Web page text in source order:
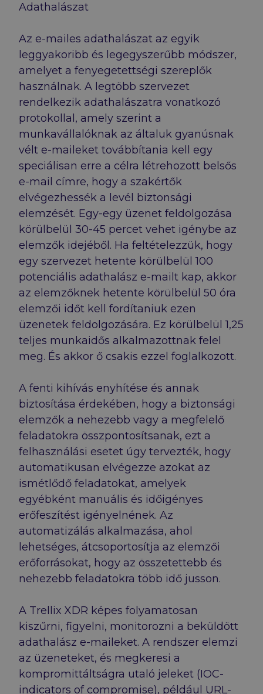
Adathalászat
Az e-mailes adathalászat az egyik
leggyakoribb és legegyszerűbb módszer,
amelyet a fenyegetettségi szereplők
használnak. A legtöbb szervezet
rendelkezik adathalászatra vonatkozó
protokollal, amely szerint a
munkavállalóknak az általuk gyanúsnak
vélt e-maileket továbbítania kell egy
speciálisan erre a célra létrehozott belsős
e-mail címre, hogy a szakértők
elvégezhessék a levél biztonsági
elemzését. Egy-egy üzenet feldolgozása
körülbelül 30-45 percet vehet igénybe az
elemzők idejéből. Ha feltételezzük, hogy
egy szervezet hetente körülbelül 100
potenciális adathalász e-mailt kap, akkor
az elemzőknek hetente körülbelül 50 óra
elemzői időt kell fordítaniuk ezen
üzenetek feldolgozására. Ez körülbelül 1,25
teljes munkaidős alkalmazottnak felel
meg. És akkor ő csakis ezzel foglalkozott.
A fenti kihívás enyhítése és annak
biztosítása érdekében, hogy a biztonsági
elemzők a nehezebb vagy a megfelelő
feladatokra összpontosítsanak, ezt a
felhasználási esetet úgy tervezték, hogy
automatikusan elvégezze azokat az
ismétlődő feladatokat, amelyek
egyébként manuális és időigényes
erőfeszítést igényelnének. Az
automatizálás alkalmazása, ahol
lehetséges, átcsoportosítja az elemzői
erőforrásokat, hogy az összetettebb és
nehezebb feladatokra több idő jusson.
A Trellix XDR képes folyamatosan
kiszűrni, figyelni, monitorozni a beküldött
adathalász e-maileket. A rendszer elemzi
az üzeneteket, és megkeresi a
kompromittáltságra utaló jeleket (IOC-
indicators of compromise), például URL-